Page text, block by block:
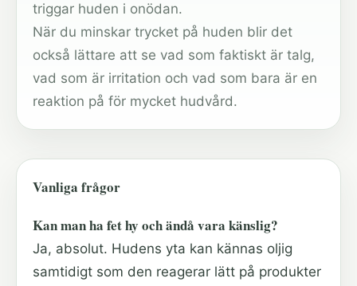
triggar huden i onödan.
När du minskar trycket på huden blir det
också lättare att se vad som faktiskt är talg,
vad som är irritation och vad som bara är en
reaktion på för mycket hudvård.
Vanliga frågor
Kan man ha fet hy och ändå vara känslig?
Ja, absolut. Hudens yta kan kännas oljig
samtidigt som den reagerar lätt på produkter